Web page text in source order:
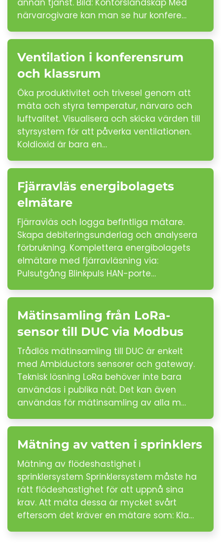
annan tjänst. Bild: Kontorslandskap Med
närvarogivare kan man se hur konfere…
Ventilation i konferensrum
och klassrum
Öka produktivitet och trivesel genom att
mäta och styra temperatur, närvaro och
luftvalitet. Visualisera och skicka värden till
styrsystem för att påverka ventilationen.
Koldioxid är bara en…
Fjärravläs energibolagets
elmätare
Fjärravläs och logga befintliga mätare.
Skapa debiteringsunderlag och analysera
förbrukning. Komplettera energibolagets
elmätare med fjärravläsning via:
Pulsutgång Blinkpuls HAN-porte…
Mätinsamling från LoRa-
sensor till DUC via Modbus
Trådlös mätinsamling till DUC är enkelt
med Ambiductors sensorer och gateway.
Teknisk lösning LoRa behöver inte bara
användas i publika nät. Det kan även
användas för mätinsamling av alla m…
Mätning av vatten i sprinklers
Mätning av flödeshastighet i
sprinklersystem Sprinklersystem måste ha
rätt flödeshastighet för att uppnå sina
krav. Att mäta dessa är mycket svårt
eftersom det kräver en mätare som: Kla…